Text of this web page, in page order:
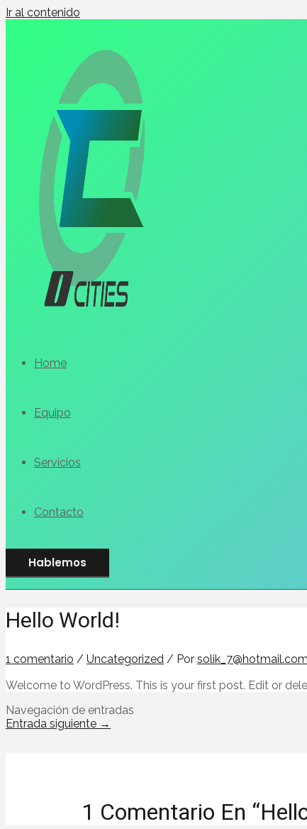
Ir al contenido
Home
Equipo
Servicios
Contacto
Hablemos
Hello World!
1 comentario / Uncategorized / Por solik_7@hotmail.com
Welcome to WordPress. This is your first post. Edit or
Navegación de entradas
Entrada siguiente →
1 Comentario En